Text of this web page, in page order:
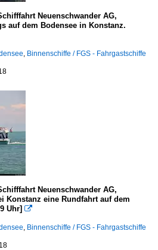
Neuenschwander AG,
auf dem Bodensee in Konstanz.
, Binnenschiffe / FGS - Fahrgastschiffe
Neuenschwander AG,
Konstanz eine Rundfahrt auf dem
Uhr] 
, Binnenschiffe / FGS - Fahrgastschiffe